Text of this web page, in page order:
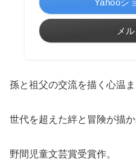
Yahooシ
メ
孫と祖父の交流を描く心温ま
世代を超えた絆と冒険が描か
野間児童文芸賞受賞作。